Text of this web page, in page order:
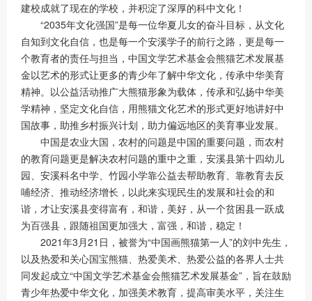
建校成就了现在的学校，并积淀了深厚的科中文化！
“2035年文化强国”是每一位华夏儿女的奋斗目标，从文化
自知到文化自信，也是每一个安溪学子的前行之路，更是每一
个教育者的责任与担当，中国文学艺术基金会熊猫艺术发展基
金以艺术的形式让更多的青少年了解中华文化，传承中华美育
精神。以公益活动推广大熊猫形象为载体，传承和弘扬中华美
学精神，坚定文化自信，用熊猫文化艺术的形式更好地讲好中
国故事，助推乡村振兴计划，助力偏远地区的美育事业发展。
中国是农业大国，农村的问题是中国的重要问题，而农村
的教育问题更是解决农村问题的重中之重，安溪县第十四幼儿
园、安溪科名中学、竹园小学靠公益去帮助教育、靠教育去反
哺经济、推动经济增长，以此来实现民生的发展和社会的和
谐，才让安溪县变得富有，和谐，美好，从一个贫困县一跃成
为百强县，跟随祖国更加强大，富强，和谐，稳定！
2021年3月21日，被誉为“中国画熊猫第一人”的刘中先生，
以及热爱和关心国宝熊猫、热爱美术、热爱公益的各界人士共
同发起成立“中国文学艺术基金会熊猫艺术发展基金”，旨在鼓励
青少年热爱中华文化，加强美术教育，提高审美水平，关注生